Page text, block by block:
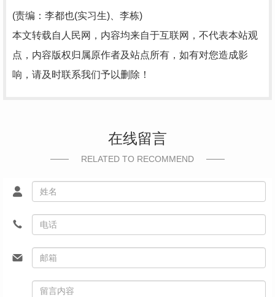
(责编：李都也(实习生)、李栋)
本文转载自人民网，内容均来自于互联网，不代表本站观
点，内容版权归属原作者及站点所有，如有对您造成影
响，请及时联系我们予以删除！
在线留言
RELATED TO RECOMMEND